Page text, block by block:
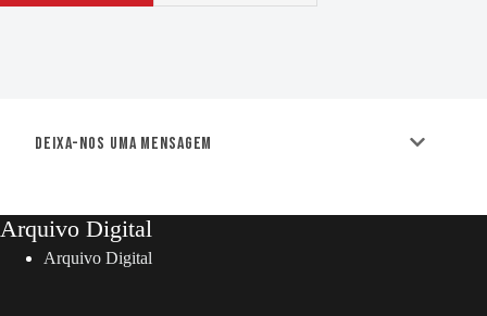
Deixa-nos uma mensagem
Arquivo Digital
Arquivo Digital